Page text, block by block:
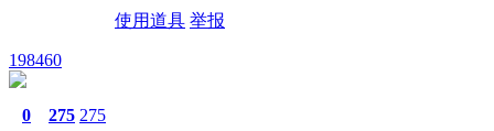
使用道具 举报
198460
0 275 275